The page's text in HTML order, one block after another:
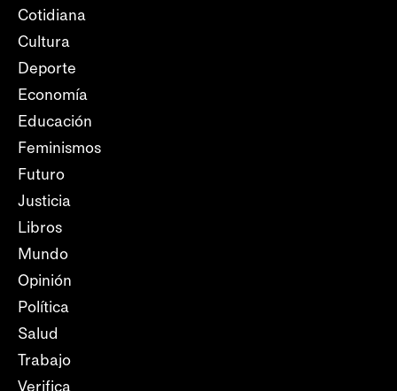
Cotidiana
Cultura
Deporte
Economía
Educación
Feminismos
Futuro
Justicia
Libros
Mundo
Opinión
Política
Salud
Trabajo
Verifica